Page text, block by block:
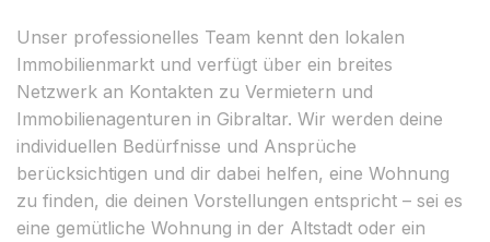
Unser professionelles Team kennt den lokalen
Immobilienmarkt und verfügt über ein breites
Netzwerk an Kontakten zu Vermietern und
Immobilienagenturen in Gibraltar. Wir werden deine
individuellen Bedürfnisse und Ansprüche
berücksichtigen und dir dabei helfen, eine Wohnung
zu finden, die deinen Vorstellungen entspricht – sei es
eine gemütliche Wohnung in der Altstadt oder ein